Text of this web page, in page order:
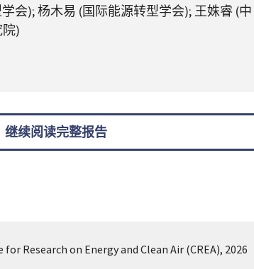
会); 杨木易 (国际能源转型学会); 王姝睿 (中
)
继续阅读完整报告
for Research on Energy and Clean Air (CREA), 2026